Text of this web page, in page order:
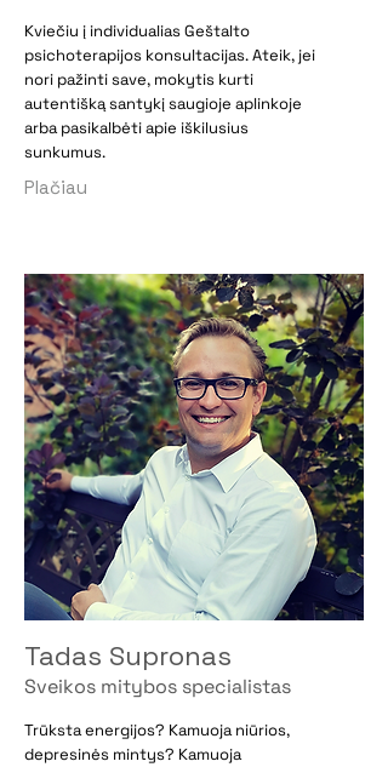
Kviečiu į individualias Geštalto
psichoterapijos konsultacijas. Ateik, jei
nori pažinti save, mokytis kurti
autentišką santykį saugioje aplinkoje
arba pasikalbėti apie iškilusius
sunkumus.
Plačiau
Tadas Supronas
Sveikos mitybos specialistas
Trūksta energijos? Kamuoja niūrios,
depresinės mintys? Kamuoja